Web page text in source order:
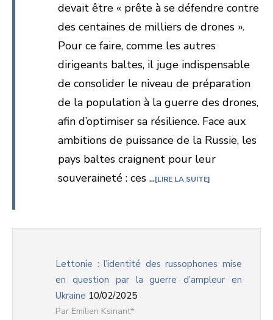
devait être « prête à se défendre contre
des centaines de milliers de drones ».
Pour ce faire, comme les autres
dirigeants baltes, il juge indispensable
de consolider le niveau de préparation
de la population à la guerre des drones,
afin d’optimiser sa résilience. Face aux
ambitions de puissance de la Russie, les
pays baltes craignent pour leur
souveraineté : ces ... LIRE LA SUITE
Lettonie : l’identité des russophones mise
en question par la guerre d’ampleur en
Ukraine 10/02/2025
Emilien Ksinant*